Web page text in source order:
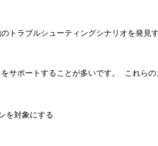
トラブルシューティングシナリオを発見
サポートすることが多いです。 これら
対象にする